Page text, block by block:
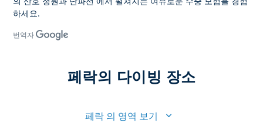
하세요.
번역자
페락의 다이빙 장소
페락 의 영역 보기